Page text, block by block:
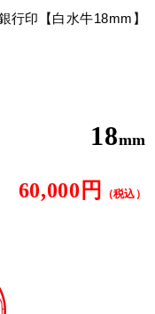
行印【白水牛18mm】
18mm
60,000円 （税込）